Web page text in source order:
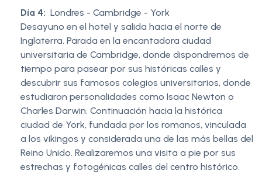
Día 4: Londres - Cambridge - York
Desayuno en el hotel y salida hacia el norte de
Inglaterra. Parada en la encantadora ciudad
universitaria de Cambridge, donde dispondremos de
tiempo para pasear por sus históricas calles y
descubrir sus famosos colegios universitarios, donde
estudiaron personalidades como Isaac Newton o
Charles Darwin. Continuación hacia la histórica
ciudad de York, fundada por los romanos, vinculada
a los vikingos y considerada una de las más bellas del
Reino Unido. Realizaremos una visita a pie por sus
estrechas y fotogénicas calles del centro histórico.